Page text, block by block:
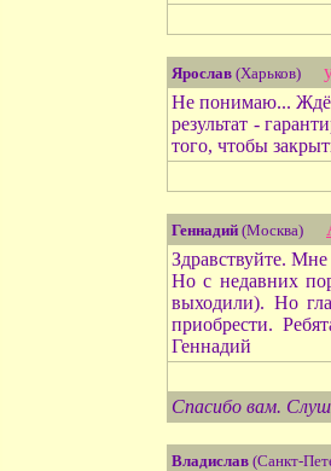
Ярослав (Харьков)
Не понимаю...
результат -
того, чтобы
Геннадий (Москва)
Здравствуйте.
Но с недавних
выходили). Но
приобрести.
Геннадий
Спасибо вам.
Владислав (Санкт-